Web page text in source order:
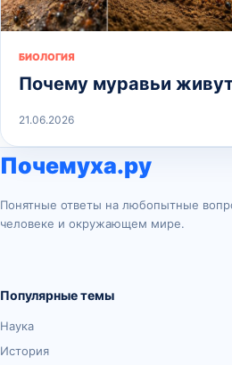
БИОЛОГИЯ
Почему муравьи
21.06.2026
Почемуха.ру
Понятные ответы на любопытные
человеке и окружающем мире.
Популярные темы
Наука
История